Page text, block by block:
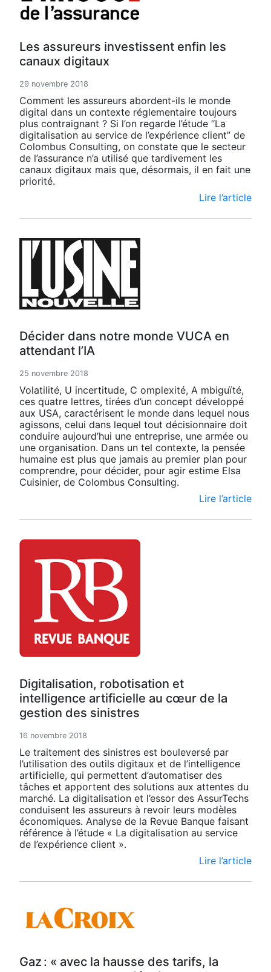
Les assureurs investissent enfin les
canaux digitaux
29 novembre 2018
Comment les assureurs abordent-ils le monde
digital dans un contexte réglementaire toujours
plus contraignant ? Si l’on regarde l’étude “La
digitalisation au service de l’expérience client” de
Colombus Consulting, on constate que le secteur
de l’assurance n’a utilisé que tardivement les
canaux digitaux mais que, désormais, il en fait une
priorité.
Lire l’article
Décider dans notre monde VUCA en
attendant l’IA
25 novembre 2018
Volatilité, U incertitude, C omplexité, A mbiguïté,
ces quatre lettres, tirées d’un concept développé
aux USA, caractérisent le monde dans lequel nous
agissons, celui dans lequel tout décisionnaire doit
conduire aujourd’hui une entreprise, une armée ou
une organisation. Dans un tel contexte, la pensée
humaine est plus que jamais au premier plan pour
comprendre, pour décider, pour agir estime Elsa
Cuisinier, de Colombus Consulting.
Lire l’article
Digitalisation, robotisation et
intelligence artificielle au cœur de la
gestion des sinistres
16 novembre 2018
Le traitement des sinistres est bouleversé par
l’utilisation des outils digitaux et de l’intelligence
artificielle, qui permettent d’automatiser des
tâches et apportent des solutions aux attentes du
marché. La digitalisation et l’essor des AssurTechs
conduisent les assureurs à revoir leurs modèles
économiques. Analyse de la Revue Banque faisant
référence à l’étude « La digitalisation au service
de l’expérience client ».
Lire l’article
Gaz : « avec la hausse des tarifs, la